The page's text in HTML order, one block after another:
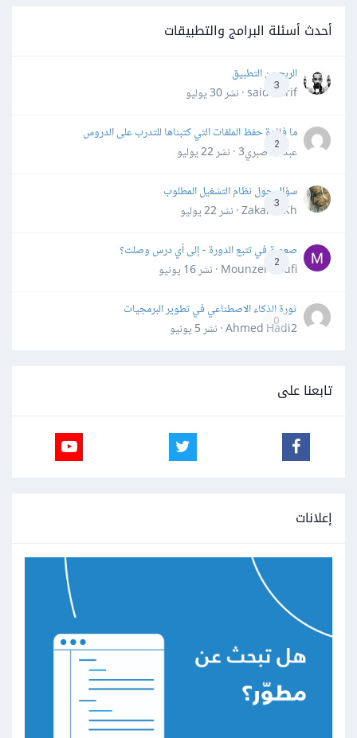
أحدث أسئلة البرامج والتطبيقات
3
الربح من التطبيق
said darif · نشر
30 يوليو
2
ما فائدة حفظ الملفات التي كتبناها للتدرب على الدروس
عبدالله صبري3 · نشر
22 يوليو
3
سؤال حول نظام التشغيل المطلوب
Zakaria Kh · نشر
22 يوليو
2
صعوبة في تتبع الدورة - إلى أي درس وصلت؟
Mounzer Soufi · نشر
16 يونيو
0
ثورة الذكاء الاصطناعي في تطوير البرمجيات
Ahmed Hadi2 · نشر
5 يونيو
تابعنا على
إعلانات